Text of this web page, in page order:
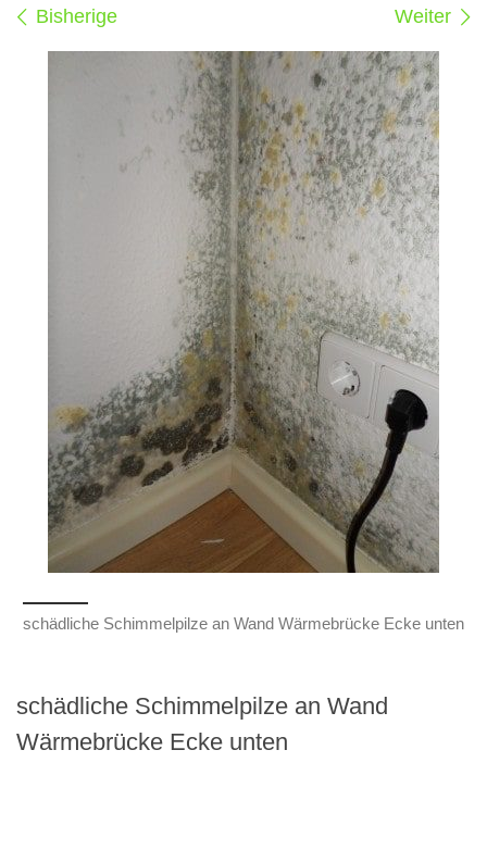
Bilder Navigation
Bisherige Weiter
schädliche Schimmelpilze an Wand Wärmebrücke Ecke unten
schädliche Schimmelpilze an Wand
Wärmebrücke Ecke unten